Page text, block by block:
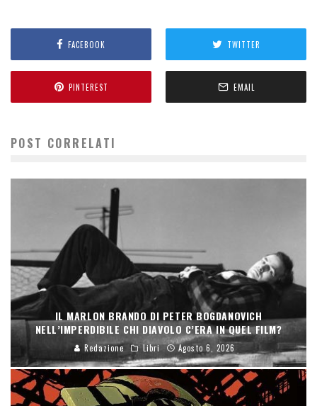
FACEBOOK TWITTER
PINTEREST EMAIL
POST CORRELATI
IL MARLON BRANDO DI PETER BOGDANOVICH
NELL’IMPERDIBILE CHI DIAVOLO C’ERA IN QUEL FILM?
Redazione Libri Agosto 6, 2026